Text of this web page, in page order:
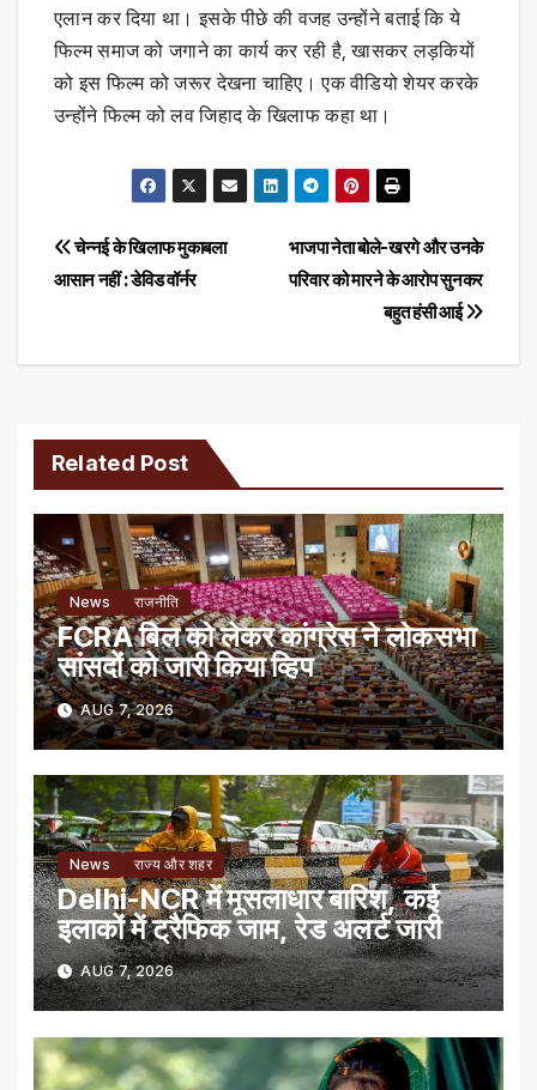
एलान कर दिया था। इसके पीछे की वजह उन्होंने बताई कि ये
फिल्म समाज को जगाने का कार्य कर रही है, खासकर लड़कियों
को इस फिल्म को जरूर देखना चाहिए। एक वीडियो शेयर करके
उन्होंने फिल्म को लव जिहाद के खिलाफ कहा था।
Post
navigation
भाजपा नेता बोले-खरगे और उनके
परिवार को मारने के आरोप सुनकर
बहुत हंसी आई
चेन्नई के खिलाफ मुकाबला
आसान नहीं : डेविड वॉर्नर
Related Post
News राजनीति
FCRA बिल को लेकर कांग्रेस ने लोकसभा
सांसदों को जारी किया व्हिप
AUG 7, 2026
News राज्य और शहर
Delhi-NCR में मूसलाधार बारिश, कई
इलाकों में ट्रैफिक जाम, रेड अलर्ट जारी
AUG 7, 2026